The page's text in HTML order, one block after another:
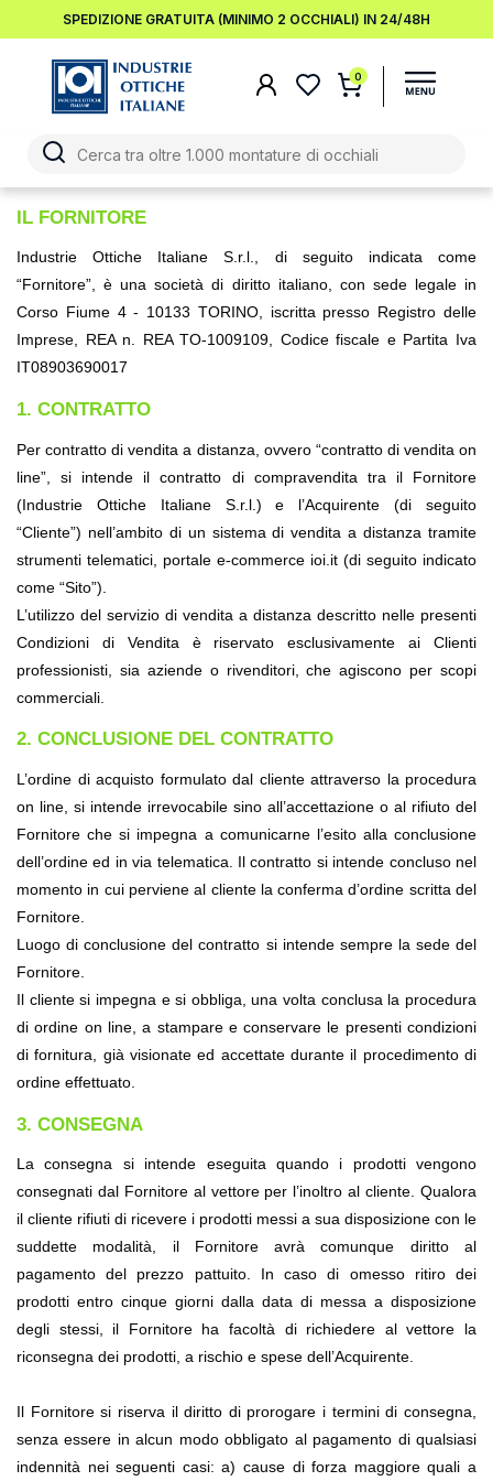
SPEDIZIONE GRATUITA (MINIMO 2 OCCHIALI) IN 24/48H
0
IL FORNITORE
Industrie Ottiche Italiane S.r.l., di seguito indicata come
“Fornitore”, è una società di diritto italiano, con sede legale in
Corso Fiume 4 - 10133 TORINO, iscritta presso Registro delle
Imprese, REA n. REA TO-1009109, Codice fiscale e Partita Iva
IT08903690017
1. CONTRATTO
Per contratto di vendita a distanza, ovvero “contratto di vendita on
line”, si intende il contratto di compravendita tra il Fornitore
(Industrie Ottiche Italiane S.r.l.) e l’Acquirente (di seguito
“Cliente”) nell’ambito di un sistema di vendita a distanza tramite
strumenti telematici, portale e-commerce ioi.it (di seguito indicato
come “Sito”).
L’utilizzo del servizio di vendita a distanza descritto nelle presenti
Condizioni di Vendita è riservato esclusivamente ai Clienti
professionisti, sia aziende o rivenditori, che agiscono per scopi
commerciali.
2. CONCLUSIONE DEL CONTRATTO
L’ordine di acquisto formulato dal cliente attraverso la procedura
on line, si intende irrevocabile sino all’accettazione o al rifiuto del
Fornitore che si impegna a comunicarne l’esito alla conclusione
dell’ordine ed in via telematica. Il contratto si intende concluso nel
momento in cui perviene al cliente la conferma d’ordine scritta del
Fornitore.
Luogo di conclusione del contratto si intende sempre la sede del
Fornitore.
Il cliente si impegna e si obbliga, una volta conclusa la procedura
di ordine on line, a stampare e conservare le presenti condizioni
di fornitura, già visionate ed accettate durante il procedimento di
ordine effettuato.
3. CONSEGNA
La consegna si intende eseguita quando i prodotti vengono
consegnati dal Fornitore al vettore per l’inoltro al cliente. Qualora
il cliente rifiuti di ricevere i prodotti messi a sua disposizione con le
suddette modalità, il Fornitore avrà comunque diritto al
pagamento del prezzo pattuito. In caso di omesso ritiro dei
prodotti entro cinque giorni dalla data di messa a disposizione
degli stessi, il Fornitore ha facoltà di richiedere al vettore la
riconsegna dei prodotti, a rischio e spese dell’Acquirente.
Il Fornitore si riserva il diritto di prorogare i termini di consegna,
senza essere in alcun modo obbligato al pagamento di qualsiasi
indennità nei seguenti casi: a) cause di forza maggiore quali a